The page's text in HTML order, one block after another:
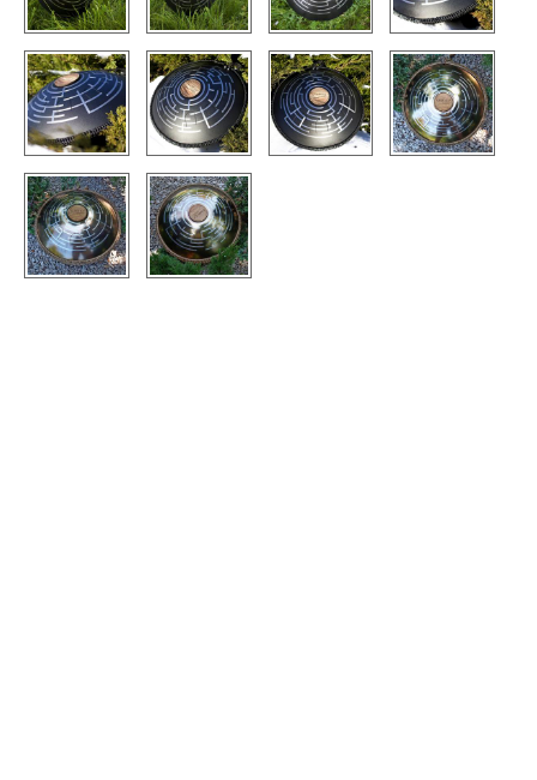
TIENDA
PEDIDO
VENTAS
CONTÁCTENOS